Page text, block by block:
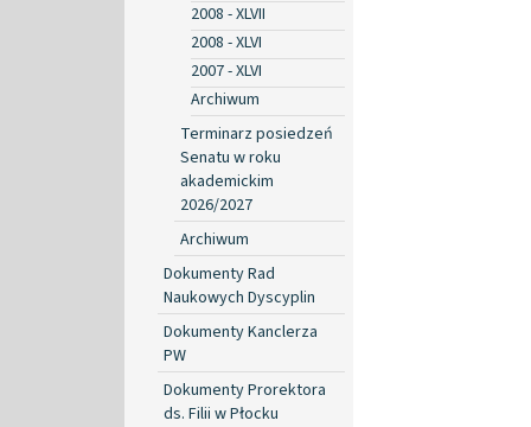
2008 - XLVII
2008 - XLVI
2007 - XLVI
Archiwum
Terminarz posiedzeń
Senatu w roku
akademickim
2026/2027
Archiwum
Dokumenty Rad
Naukowych Dyscyplin
Dokumenty Kanclerza
PW
Dokumenty Prorektora
ds. Filii w Płocku